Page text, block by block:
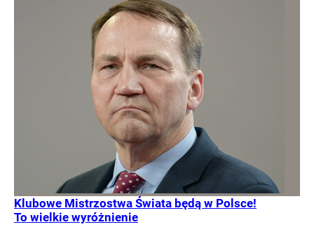
Klubowe Mistrzostwa Świata będą w Polsce!
To wielkie wyróżnienie